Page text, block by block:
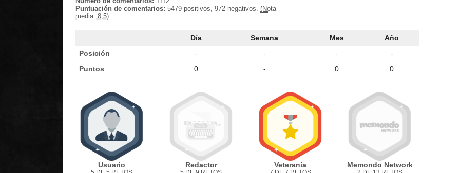
Puntuación de comentarios: 5479 positivos, 972 negativos. (Nota
media: 8,5)
Día Semana Mes
Año
Posición
- - -
-
Puntos
0 - 0 0
Usuario Redactor Veteranía Memondo Network